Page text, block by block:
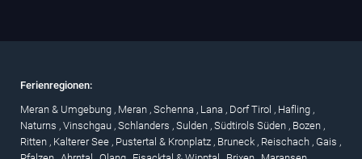
Ferienregionen:
Meran & Umgebung , Meran , Schenna , Lana , Dorf Tirol , Hafling ,
Naturns , Vinschgau , Schlanders , Sulden , Südtirols Süden , Bozen ,
Ritten , Kalterer See , Pustertal & Kronplatz , Bruneck , Reischach , Gais ,